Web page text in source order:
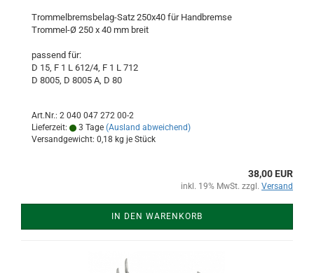
Trommelbremsbelag-Satz 250x40 für Handbremse
Trommel-Ø 250 x 40 mm breit
passend für:
D 15, F 1 L 612/4, F 1 L 712
D 8005, D 8005 A, D 80
Art.Nr.: 2 040 047 272 00-2
Lieferzeit:
3 Tage (Ausland abweichend)
Versandgewicht: 0,18 kg je Stück
38,00 EUR
inkl. 19% MwSt. zzgl. Versand
IN DEN WARENKORB